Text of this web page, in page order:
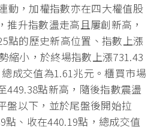
動，加權指數亦在四大權值股
推升指數盪走高且屢創新高，
點的歷史新高位置、指數上漲
縮小，於終場指數上漲731.43
成交值為1.61兆元。櫃買市場
449.38點新高，隨後指數震盪
盤以下，並於尾盤後開始拉
點、收在440.19點，總成交值